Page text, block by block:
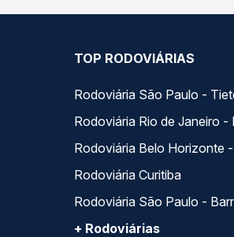
TOP RODOVIÁRIAS
Rodoviária São Paulo -
Rodoviária Rio de Janeiro -
Rodoviária Belo Horizonte
Rodoviária Curitiba
Rodoviária São Paulo -
+ Rodoviárias